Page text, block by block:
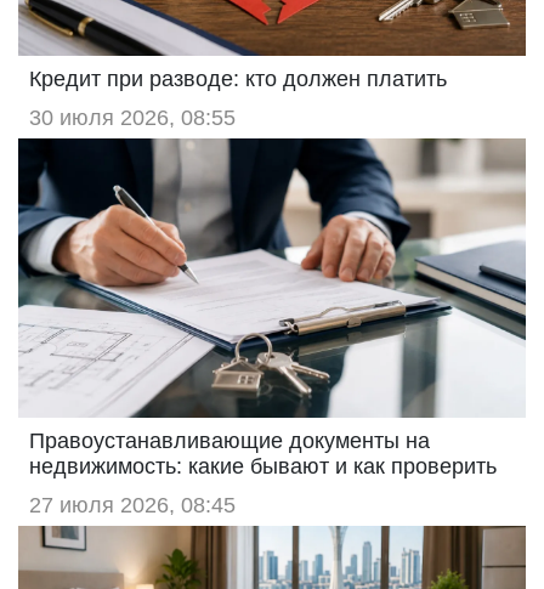
Кредит при разводе: кто должен платить
30 июля 2026, 08:55
Правоустанавливающие документы на
недвижимость: какие бывают и как проверить
27 июля 2026, 08:45